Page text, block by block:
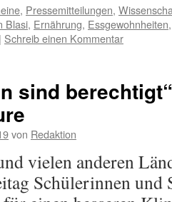
, Pressemitteilungen,
Blasi, Ernährung, Essgewohnheiten
| Schreib einen Kommentar
sind
von Redaktion
vielen anderen
Schülerinnen und